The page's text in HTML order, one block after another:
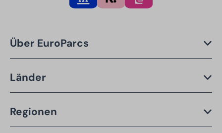
Über EuroParcs
Länder
Regionen